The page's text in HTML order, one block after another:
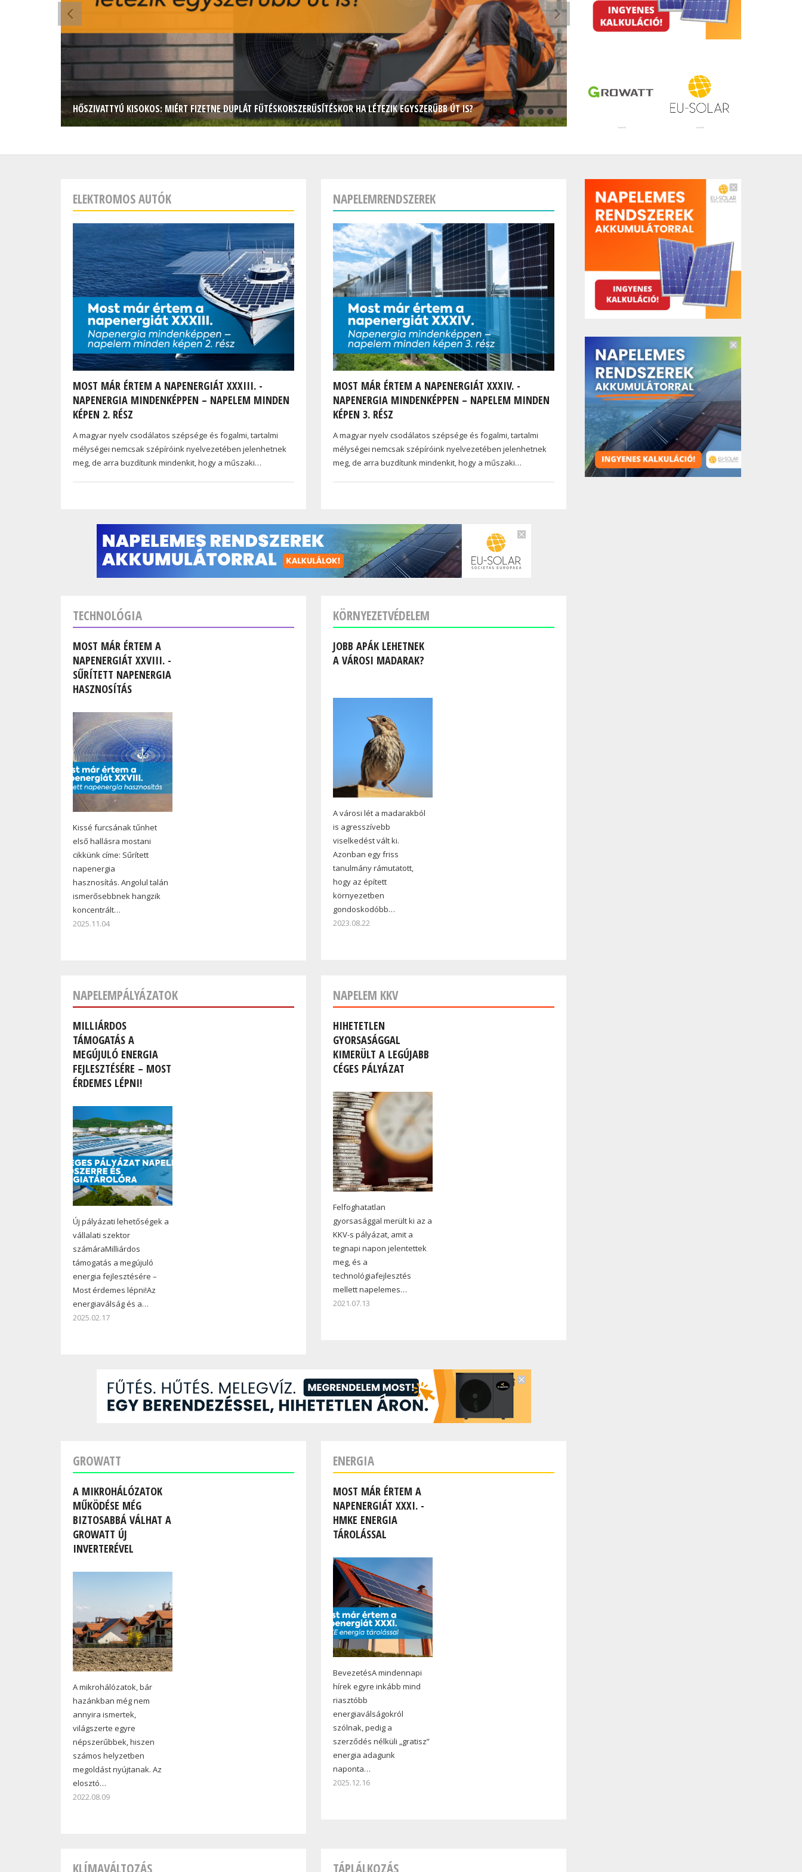
HŐSZIVATTYÚ KISOKOS: MIÉRT FIZETNE DUPLÁT FŰTÉSKORSZERŰSÍTÉSKOR HA LÉTEZIK EGYSZERŰBB ÚT IS? HŐSZIVATTYÚ KISOKOS: A TISZTA ÉS OKOS FŰTÉS,
ELEKTROMOS AUTÓK
MOST MÁR ÉRTEM A NAPENERGIÁT XXXIII. -
NAPENERGIA MINDENKÉPPEN – NAPELEM MINDEN
KÉPEN 2. RÉSZ
A magyar nyelv csodálatos szépsége és fogalmi, tartalmi
mélységei nemcsak szépíróink nyelvezetében jelenhetnek
meg, de arra buzdítunk mindenkit, hogy a műszaki…
NAPELEMRENDSZEREK
MOST MÁR ÉRTEM A NAPENERGIÁT XXXIV. -
NAPENERGIA MINDENKÉPPEN – NAPELEM MINDEN
KÉPEN 3. RÉSZ
A magyar nyelv csodálatos szépsége és fogalmi, tartalmi
mélységei nemcsak szépíróink nyelvezetében jelenhetnek
meg, de arra buzdítunk mindenkit, hogy a műszaki…
TECHNOLÓGIA
MOST MÁR ÉRTEM A
NAPENERGIÁT XXVIII. -
SŰRÍTETT NAPENERGIA
HASZNOSÍTÁS
Kissé furcsának tűnhet
első hallásra mostani
cikkünk címe: Sűrített
napenergia
hasznosítás. Angolul talán
ismerősebbnek hangzik
koncentrált…
2025.11.04
KÖRNYEZETVÉDELEM
JOBB APÁK LEHETNEK
A VÁROSI MADARAK?
A városi lét a madarakból
is agresszívebb
viselkedést vált ki.
Azonban egy friss
tanulmány rámutatott,
hogy az épített
környezetben
gondoskodóbb…
2023.08.22
NAPELEMPÁLYÁZATOK
MILLIÁRDOS
TÁMOGATÁS A
MEGÚJULÓ ENERGIA
FEJLESZTÉSÉRE – MOST
ÉRDEMES LÉPNI!
Új pályázati lehetőségek a
vállalati szektor
számáraMilliárdos
támogatás a megújuló
energia fejlesztésére –
Most érdemes lépni!Az
energiaválság és a…
2025.02.17
NAPELEM KKV
HIHETETLEN
GYORSASÁGGAL
KIMERÜLT A LEGÚJABB
CÉGES PÁLYÁZAT
Felfoghatatlan
gyorsasággal merült ki az a
KKV-s pályázat, amit a
tegnapi napon jelentettek
meg, és a
technológiafejlesztés
mellett napelemes…
2021.07.13
GROWATT
A MIKROHÁLÓZATOK
MŰKÖDÉSE MÉG
BIZTOSABBÁ VÁLHAT A
GROWATT ÚJ
INVERTERÉVEL
A mikrohálózatok, bár
hazánkban még nem
annyira ismertek,
világszerte egyre
népszerűbbek, hiszen
számos helyzetben
megoldást nyújtanak. Az
elosztó…
2022.08.09
ENERGIA
MOST MÁR ÉRTEM A
NAPENERGIÁT XXXI. -
HMKE ENERGIA
TÁROLÁSSAL
BevezetésA mindennapi
hírek egyre inkább mind
riasztóbb
energiaválságokról
szólnak, pedig a
szerződés nélküli „gratisz”
energia adagunk
naponta…
2025.12.16
KLÍMAVÁLTOZÁS TÁPLÁLKOZÁS